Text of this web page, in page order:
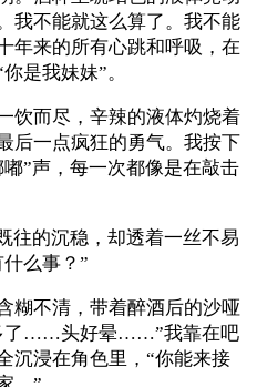
我不能就这么算了。我不能
年来的所有心跳和呼吸，在
是我妹妹”。
饮而尽，辛辣的液体灼烧着
后一点疯狂的勇气。我按下
”声，每一次都像是在敲击
往的沉稳，却透着一丝不易
么事？”
糊不清，带着醉酒后的沙哑
了……头好晕……”我靠在吧
沉浸在角色里，“你能来接